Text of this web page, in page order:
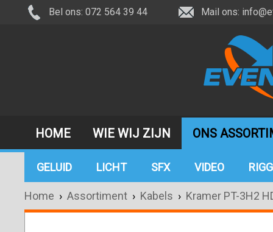
Bel ons: 072 564 39 44 Mail ons:
HOME WIE WIJ ZIJN ONS
GELUID LICHT SFX VIDEO
Home › Assortiment › Kabels › Kramer PT-3H2